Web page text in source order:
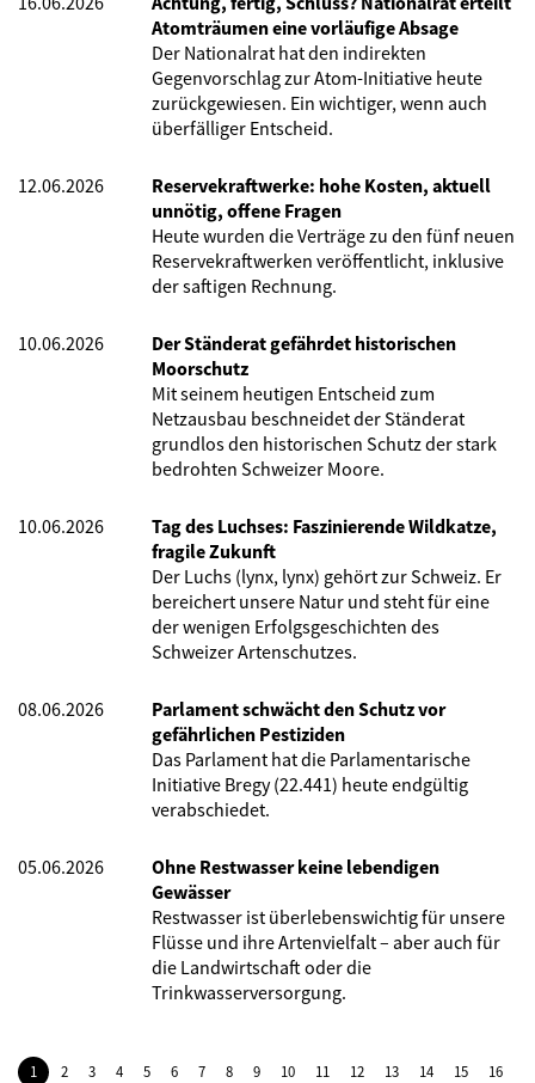
Atomträumen eine vorläufige Absage
Der Nationalrat hat den indirekten
Gegenvorschlag zur Atom-Initiative heute
zurückgewiesen. Ein wichtiger, wenn auch
überfälliger Entscheid.
12.06.2026
Reservekraftwerke: hohe Kosten, aktuell
unnötig, offene Fragen
Heute wurden die Verträge zu den fünf neuen
Reservekraftwerken veröffentlicht, inklusive
der saftigen Rechnung.
10.06.2026
Der Ständerat gefährdet historischen
Moorschutz
Mit seinem heutigen Entscheid zum
Netzausbau beschneidet der Ständerat
grundlos den historischen Schutz der stark
bedrohten Schweizer Moore.
10.06.2026
Tag des Luchses: Faszinierende Wildkatze,
fragile Zukunft
Der Luchs (lynx, lynx) gehört zur Schweiz. Er
bereichert unsere Natur und steht für eine
der wenigen Erfolgsgeschichten des
Schweizer Artenschutzes.
08.06.2026
Parlament schwächt den Schutz vor
gefährlichen Pestiziden
Das Parlament hat die Parlamentarische
Initiative Bregy (22.441) heute endgültig
verabschiedet.
05.06.2026
Ohne Restwasser keine lebendigen
Gewässer
Restwasser ist überlebenswichtig für unsere
Flüsse und ihre Artenvielfalt – aber auch für
die Landwirtschaft oder die
Trinkwasserversorgung.
1 2 3 4 5 6 7 8 9 10 11 12 13 14 15
16